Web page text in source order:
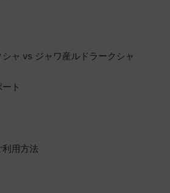
ャ vs ジャワ産ルドラークシャ
ト
用方法